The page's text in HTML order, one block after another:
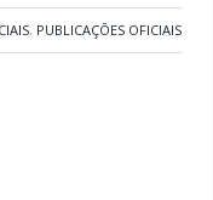
, PUBLICAÇÕES OFICIAIS